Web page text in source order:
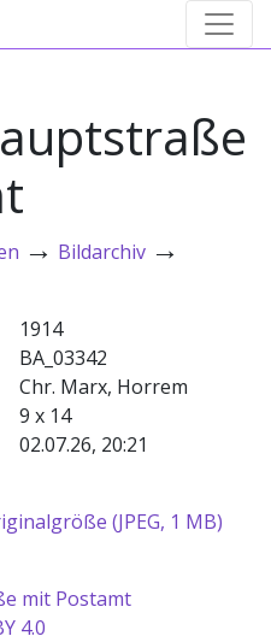
→ Bildarchiv →
1914
BA_03342
Chr. Marx, Horrem
9 x 14
02.07.26, 20:21
(JPEG, 1 MB)
mit Postamt
4.0